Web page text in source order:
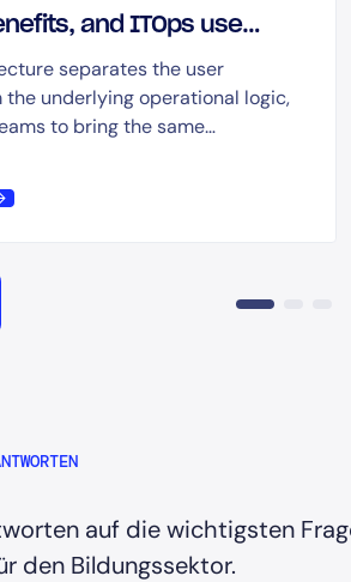
and ITOps use
separates the user
the underlying operational logic,
to bring the same
chat, ITSM platforms,
and AI-driven workflows.
auf die wichtigsten
den Bildungssektor.